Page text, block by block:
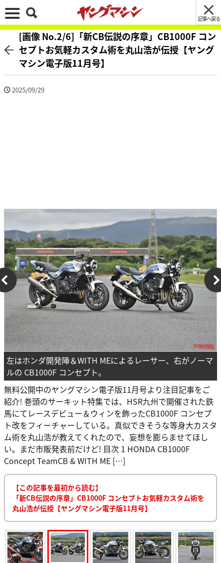
記事へ戻る
[画像 No.2/6]「新CB伝説の序章」CB1000F コン
セプトお気軽カスタム術を丸山浩が伝授【ヤング
マシン電子版11月号】
2025/09/29
左はホンダ開発陣＆WITH MEによるレーサー、右がノーマ
ルの CB1000F コンセプト。
無料公開中のヤングマシン電子版11月号より注目記事をご
紹介! 巻頭のサーキット特集では、HSR九州で開催された鉄
馬にてレースデビュー＆ウィンを飾ったCB1000F コンセプ
ト改をフィーチャーしている。真似できそうな等身大カスタ
ム術を丸山浩が教えてくれたので、妄想を膨らませてほし
い。まだ市販発表前だけど! 目次 1 HONDA CB1000F
Concept TeamCB & WITH ME […]
【この記事を最初から読む】
「新CB伝説の序章」CB1000F コンセプトお気軽カスタム術を
丸山浩が伝授【ヤングマシン電子版11月号】